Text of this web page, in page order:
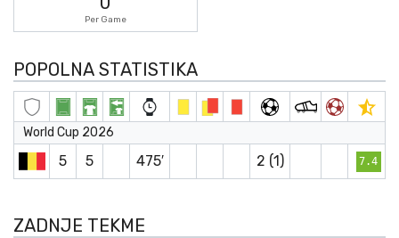
Per Game
POPOLNA STATISTIKA
World Cup 2026
5 5 475′ 2 (1) 7.4
ZADNJE TEKME